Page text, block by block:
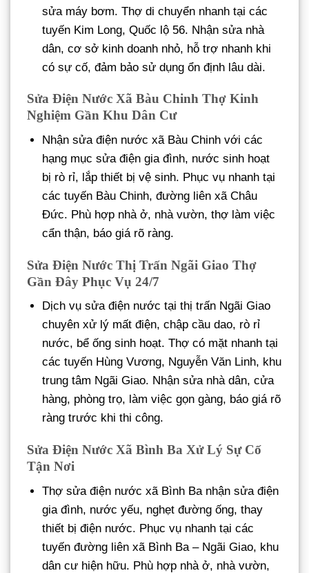
sửa máy bơm. Thợ di chuyển nhanh tại các
tuyến Kim Long, Quốc lộ 56. Nhận sửa nhà
dân, cơ sở kinh doanh nhỏ, hỗ trợ nhanh khi
có sự cố, đảm bảo sử dụng ổn định lâu dài.
Sửa Điện Nước Xã Bàu Chinh Thợ Kinh
Nghiệm Gần Khu Dân Cư
Nhận sửa điện nước xã Bàu Chinh với các
hạng mục sửa điện gia đình, nước sinh hoạt
bị rò rỉ, lắp thiết bị vệ sinh. Phục vụ nhanh tại
các tuyến Bàu Chinh, đường liên xã Châu
Đức. Phù hợp nhà ở, nhà vườn, thợ làm việc
cẩn thận, báo giá rõ ràng.
Sửa Điện Nước Thị Trấn Ngãi Giao Thợ
Gần Đây Phục Vụ 24/7
Dịch vụ sửa điện nước tại thị trấn Ngãi Giao
chuyên xử lý mất điện, chập cầu dao, rò rỉ
nước, bể ống sinh hoạt. Thợ có mặt nhanh tại
các tuyến Hùng Vương, Nguyễn Văn Linh, khu
trung tâm Ngãi Giao. Nhận sửa nhà dân, cửa
hàng, phòng trọ, làm việc gọn gàng, báo giá rõ
ràng trước khi thi công.
Sửa Điện Nước Xã Bình Ba Xử Lý Sự Cố
Tận Nơi
Thợ sửa điện nước xã Bình Ba nhận sửa điện
gia đình, nước yếu, nghẹt đường ống, thay
thiết bị điện nước. Phục vụ nhanh tại các
tuyến đường liên xã Bình Ba – Ngãi Giao, khu
dân cư hiện hữu. Phù hợp nhà ở, nhà vườn,